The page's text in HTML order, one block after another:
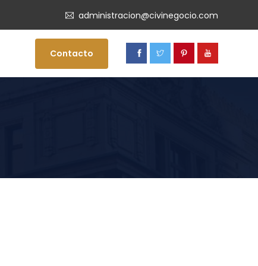
administracion@civinegocio.com
Contacto